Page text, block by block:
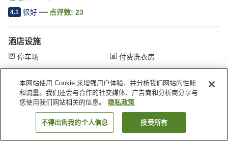
4.1 很好 点评数: 23
酒店设施
停车场 付费洗衣房
首页 日本 高知县 高知 春野民宿
搜索客房
本网站使用 Cookie 来增强用户体验，并分析我们网站的性能
和流量。我们还会与合作的社交媒体、广告商和分析商分享与
您使用我们网站相关的信息。
隐私政策
不得出售我的个人信息 接受所有